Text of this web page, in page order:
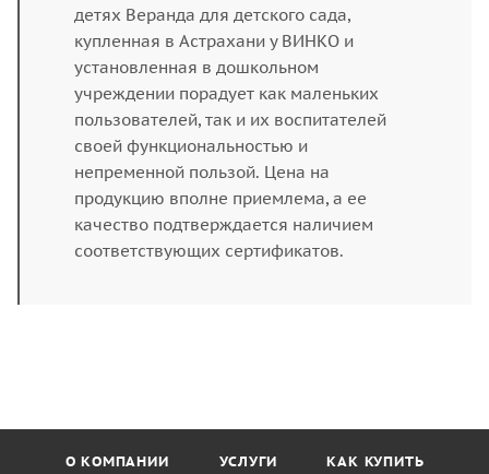
детях Веранда для детского сада,
купленная в Астрахани у ВИНКО и
установленная в дошкольном
учреждении порадует как маленьких
пользователей, так и их воспитателей
своей функциональностью и
непременной пользой. Цена на
продукцию вполне приемлема, а ее
качество подтверждается наличием
соответствующих сертификатов.
О КОМПАНИИ УСЛУГИ КАК КУПИТЬ